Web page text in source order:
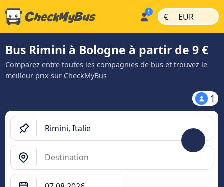
€ | EUR |
Bus Rimini à Bologne à partir de 9 €
Comparez entre toutes les compagnies de bus et trouvez le
meilleur prix sur CheckMyBus
1